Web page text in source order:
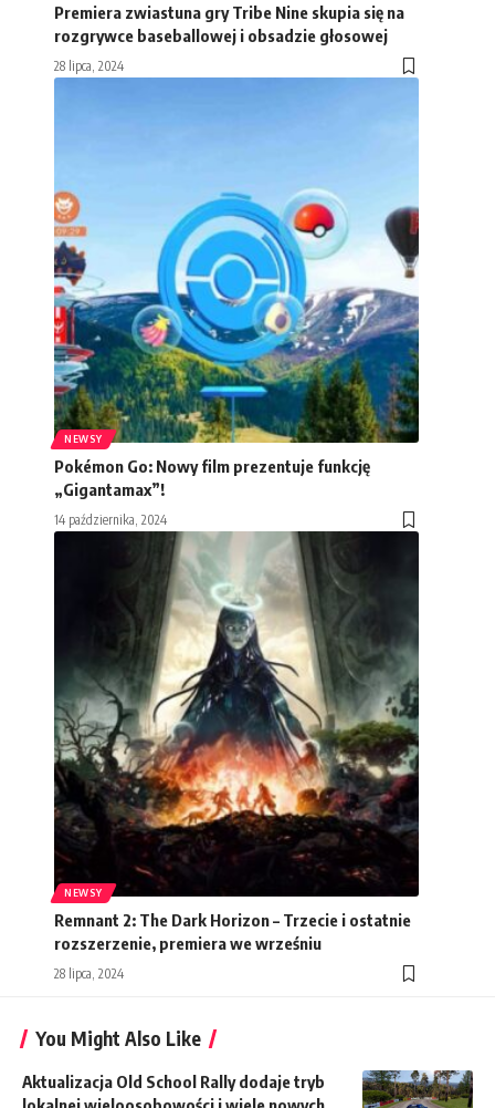
Premiera zwiastuna gry Tribe Nine skupia się na
rozgrywce baseballowej i obsadzie głosowej
28 lipca, 2024
NEWSY
Pokémon Go: Nowy film prezentuje funkcję
„Gigantamax”!
14 października, 2024
NEWSY
Remnant 2: The Dark Horizon – Trzecie i ostatnie
rozszerzenie, premiera we wrześniu
28 lipca, 2024
You Might Also Like
Aktualizacja Old School Rally dodaje tryb